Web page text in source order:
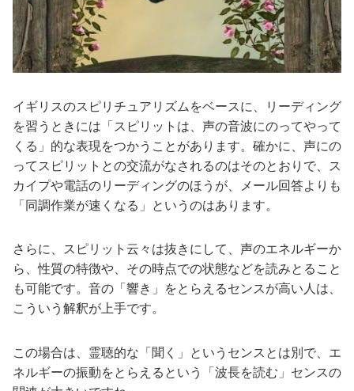
イギリスのスピリチュアリズムをベースに、リーディング
を習うときには「スピリットは、声の音波にのってやって
くる」的な表現をつかうことがあります。確かに、声にの
ってスピリットとの交流がなされるのはそのとおりで、ス
カイプや電話のリーディングのほうが、メール回答よりも
「同調作業が速くなる」というのはあります。
さらに、スピリット云々は抜きにして、声のエネルギーか
ら、性質の特徴や、その時点での状態などを読みとること
も可能です。音の「響き」をとらえるセンスが高い人は、
こういう解釈が上手です。
この場合は、霊聴的な「聞く」というセンスとは別で、エ
ネルギーの振動をとらえるという「波長を読む」センスの